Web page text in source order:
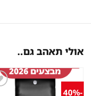
אולי תאהב גם..